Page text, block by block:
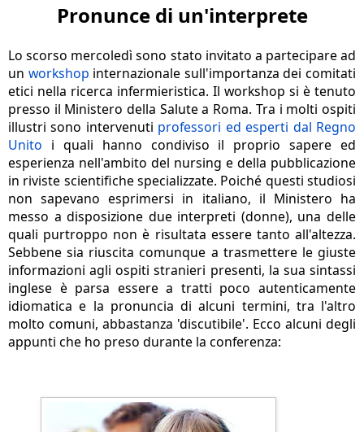
Pronunce di un'interprete
Lo scorso mercoledì sono stato invitato a partecipare ad
un workshop internazionale sull'importanza dei comitati
etici nella ricerca infermieristica. Il workshop si è tenuto
presso il Ministero della Salute a Roma. Tra i molti ospiti
illustri sono intervenuti professori ed esperti dal Regno
Unito i quali hanno condiviso il proprio sapere ed
esperienza nell'ambito del nursing e della pubblicazione
in riviste scientifiche specializzate. Poiché questi studiosi
non sapevano esprimersi in italiano, il Ministero ha
messo a disposizione due interpreti (donne), una delle
quali purtroppo non è risultata essere tanto all'altezza.
Sebbene sia riuscita comunque a trasmettere le giuste
informazioni agli ospiti stranieri presenti, la sua sintassi
inglese è parsa essere a tratti poco autenticamente
idiomatica e la pronuncia di alcuni termini, tra l'altro
molto comuni, abbastanza 'discutibile'. Ecco alcuni degli
appunti che ho preso durante la conferenza: